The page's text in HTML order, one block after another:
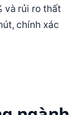
và rủi ro thất
chính xác